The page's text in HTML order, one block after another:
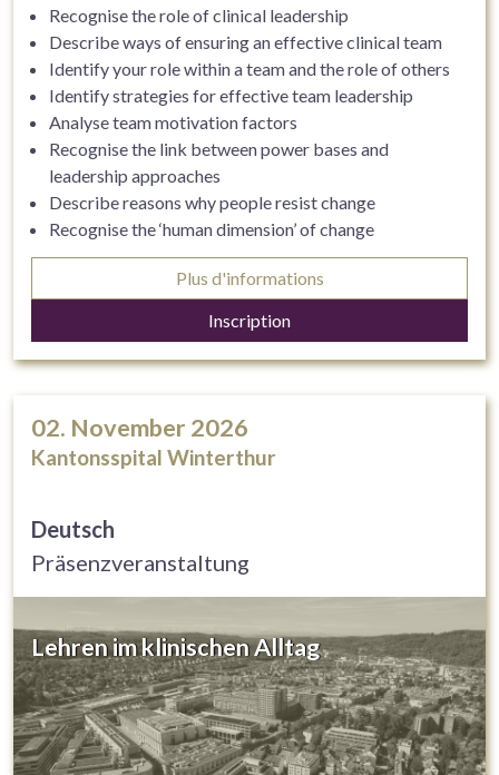
Recognise the role of clinical leadership
Describe ways of ensuring an effective clinical team
Identify your role within a team and the role of others
Identify strategies for effective team leadership
Analyse team motivation factors
Recognise the link between power bases and
leadership approaches
Describe reasons why people resist change
Recognise the ‘human dimension’ of change
Consider a model for managing change
Develop strategies for leading and managing
Create a personal leadership development plan
Plus d'informations
Inscription
02. November 2026
Kantonsspital Winterthur
Deutsch
Präsenzveranstaltung
Lehren im klinischen Alltag